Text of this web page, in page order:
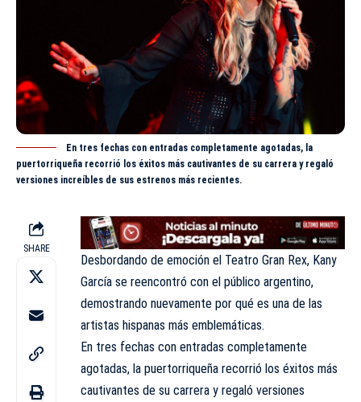
En tres fechas con entradas completamente agotadas, la
puertorriqueña recorrió los éxitos más cautivantes de su carrera y regaló
versiones increíbles de sus estrenos más recientes.
SHARE
Desbordando de emoción el Teatro Gran Rex, Kany
García se reencontró con el público argentino,
demostrando nuevamente por qué es una de las
artistas hispanas más emblemáticas.
En tres fechas con entradas completamente
agotadas, la puertorriqueña recorrió los éxitos más
cautivantes de su carrera y regaló versiones